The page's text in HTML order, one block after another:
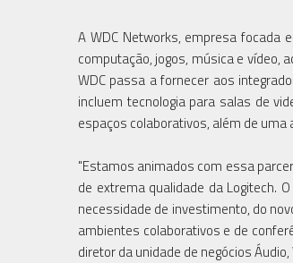
A WDC Networks, empresa focada
computação, jogos, música e vídeo,
WDC passa a fornecer aos
incluem tecnologia para salas de
espaços colaborativos, além de
"Estamos animados com essa
de extrema qualidade da Logitech.
necessidade de investimento, do
ambientes colaborativos e de
diretor da unidade de negócios